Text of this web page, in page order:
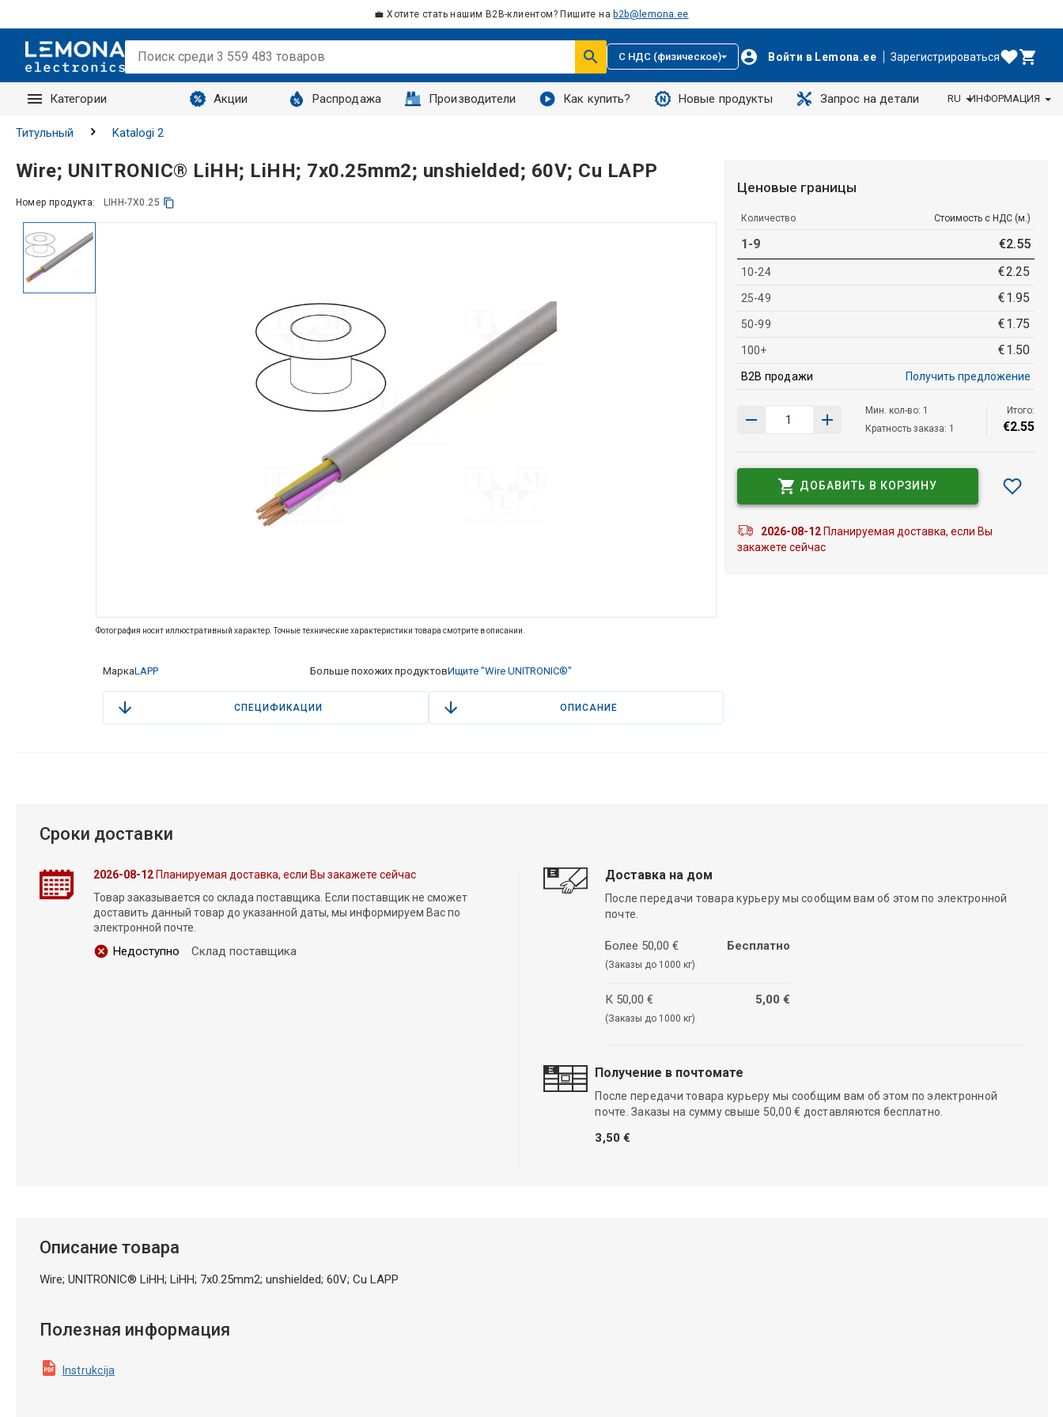
💼 Хотите стать нашим B2B-клиентом? Пишите на b2b@lemona.ee
С НДС (физическое) Войти в Lemona.ee Зарегистрироваться
Категории Акции Распродажа Производители Как купить? Новые продукты Запрос на детали
Запросы
RU ИНФОРМАЦИЯ
Титульный Katalogi 2
Wire; UNITRONIC® LiHH; LiHH; 7x0.25mm2; unshielded; 60V; Cu LAPP
Номер продукта: LIHH-7X0.25
Фотография носит иллюстративный характер. Точные технические характеристики товара смотрите в описании.
МаркаLAPP Больше похожих продуктовИщите "Wire UNITRONIC®"
СПЕЦИФИКАЦИИ ОПИСАНИЕ
Ценовые границы
Количество Стоимость с НДС (м.)
1-9 €2.55
10-24 €2.25
25-49 €1.95
50-99 €1.75
100+ €1.50
B2B продажи Получить предложение
Мин. кол-во: 1
Кратность заказа: 1
Итого:
€2.55
ДОБАВИТЬ В КОРЗИНУ
2026-08-12Планируемая доставка, если Вы
закажете сейчас
Сроки доставки
2026-08-12Планируемая доставка, если Вы закажете сейчас
Товар заказывается со склада поставщика. Если поставщик не сможет
доставить данный товар до указанной даты, мы информируем Вас по
электронной почте.
Недоступно Склад поставщика
Доставка на дом
После передачи товара курьеру мы сообщим вам об этом по электронной
почте.
Более 50,00 €
(Заказы до 1000 кг)
Бесплатно
К 50,00 €
(Заказы до 1000 кг)
5,00 €
Получение в почтомате
После передачи товара курьеру мы сообщим вам об этом по электронной
почте. Заказы на сумму свыше 50,00 € доставляются бесплатно.
3,50 €
Описание товара
Wire; UNITRONIC® LiHH; LiHH; 7x0.25mm2; unshielded; 60V; Cu LAPP
Полезная информация
Instrukcija